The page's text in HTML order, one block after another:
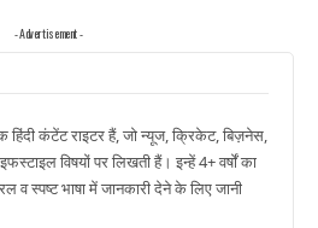
- Advertisement -
हिंदी कंटेंट राइटर हैं, जो न्यूज, क्रिकेट, बिज़नेस,
विषयों पर लिखती हैं। इन्हें 4+ वर्षों का
स्पष्ट भाषा में जानकारी देने के लिए जानी